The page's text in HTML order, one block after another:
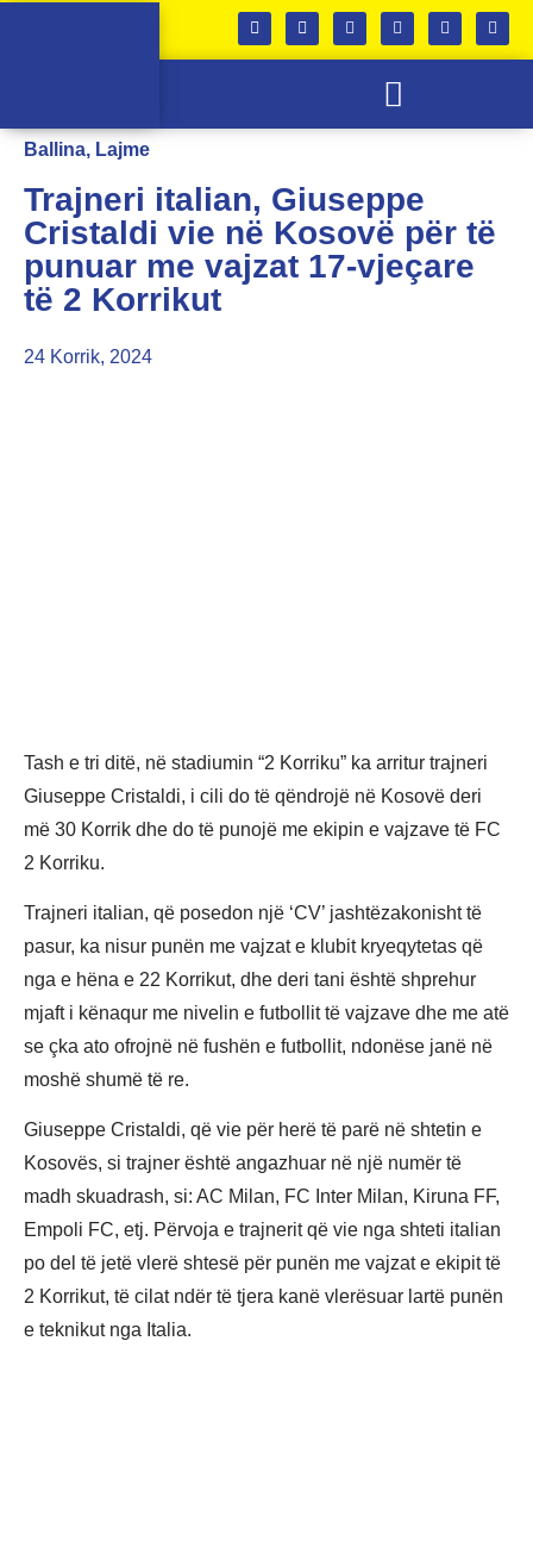
Ballina, Lajme
Trajneri italian, Giuseppe
Cristaldi vie në Kosovë për të
punuar me vajzat 17-vjeçare
të 2 Korrikut
24 Korrik, 2024
Tash e tri ditë, në stadiumin “2 Korriku” ka arritur trajneri
Giuseppe Cristaldi, i cili do të qëndrojë në Kosovë deri
më 30 Korrik dhe do të punojë me ekipin e vajzave të FC
2 Korriku.
Trajneri italian, që posedon një ‘CV’ jashtëzakonisht të
pasur, ka nisur punën me vajzat e klubit kryeqytetas që
nga e hëna e 22 Korrikut, dhe deri tani është shprehur
mjaft i kënaqur me nivelin e futbollit të vajzave dhe me atë
se çka ato ofrojnë në fushën e futbollit, ndonëse janë në
moshë shumë të re.
Giuseppe Cristaldi, që vie për herë të parë në shtetin e
Kosovës, si trajner është angazhuar në një numër të
madh skuadrash, si: AC Milan, FC Inter Milan, Kiruna FF,
Empoli FC, etj. Përvoja e trajnerit që vie nga shteti italian
po del të jetë vlerë shtesë për punën me vajzat e ekipit të
2 Korrikut, të cilat ndër të tjera kanë vlerësuar lartë punën
e teknikut nga Italia.